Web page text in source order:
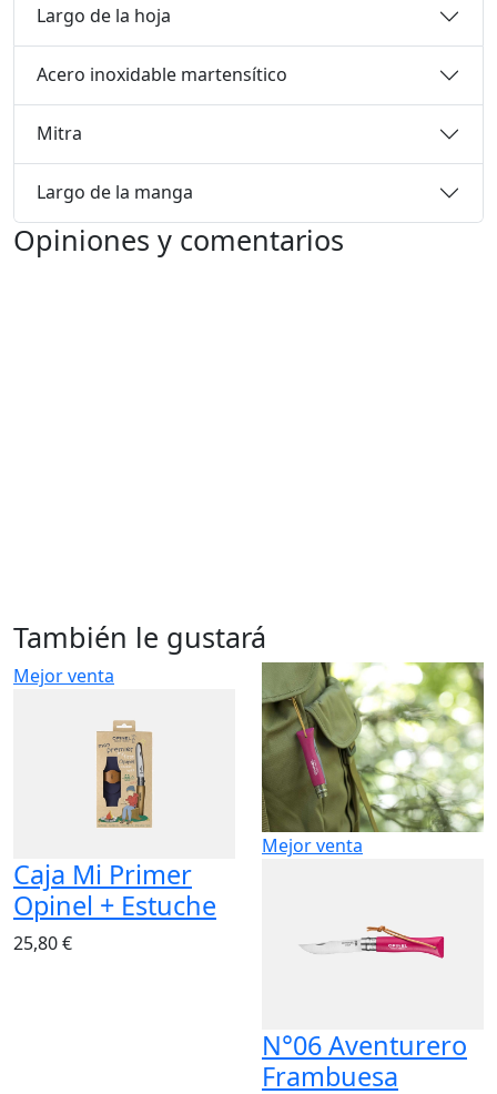
Largo de la hoja
Acero inoxidable martensítico
Mitra
Largo de la manga
Opiniones y comentarios
También le gustará
Mejor venta
Caja Mi Primer
Opinel + Estuche
25,80 €
Mejor venta
N°06 Aventurero
Frambuesa